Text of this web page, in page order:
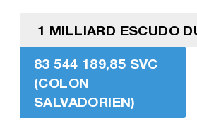
1 MILLIARD ESCUDO
83 544 189,85 SVC
(COLON
SALVADORIEN)